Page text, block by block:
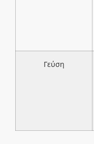
Γεύση